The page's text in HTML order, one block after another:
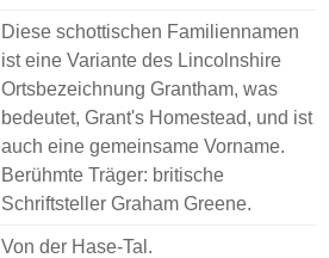
Diese schottischen Familiennamen
ist eine Variante des Lincolnshire
Ortsbezeichnung Grantham, was
bedeutet, Grant's Homestead, und ist
auch eine gemeinsame Vorname.
Berühmte Träger: britische
Schriftsteller Graham Greene.
Von der Hase-Tal.